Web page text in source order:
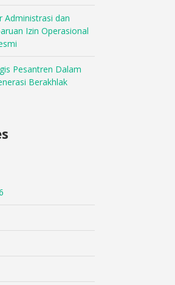
Administrasi dan
Izin Operasional
Pesantren Dalam
Berakhlak